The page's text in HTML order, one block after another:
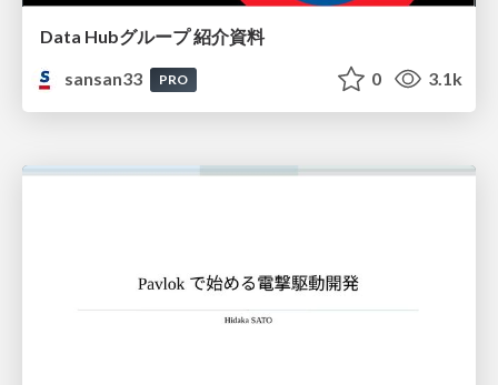
Data Hubグループ 紹介資料
sansan33
PRO 0 3.1k